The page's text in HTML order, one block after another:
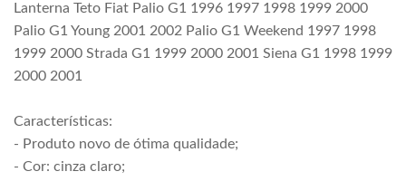
Lanterna Teto Fiat Palio G1 1996 1997 1998 1999 2000
Palio G1 Young 2001 2002 Palio G1 Weekend 1997 1998
1999 2000 Strada G1 1999 2000 2001 Siena G1 1998 1999
2000 2001
Características:
- Produto novo de ótima qualidade;
- Cor: cinza claro;